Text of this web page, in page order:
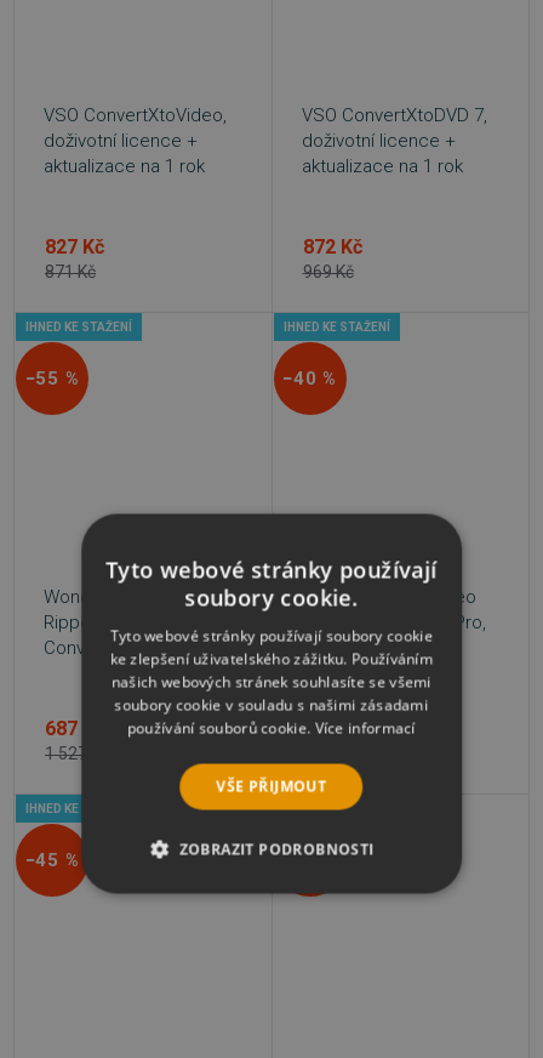
VSO ConvertXtoVideo,
doživotní licence +
aktualizace na 1 rok
871 Kč
827 Kč
VSO ConvertXtoDVD 7,
doživotní licence +
aktualizace na 1 rok
969 Kč
872 Kč
IHNED KE STAŽENÍ
−55 %
WonderFox balíček DVD
Ripper + Video
Converter Factory
1 527 Kč
687 Kč
IHNED KE STAŽENÍ
−40 %
WonderFox HD Video
Converter Factory Pro,
3PC
815 Kč
IHNED KE STAŽENÍ
−45 %
IHNED KE STAŽENÍ
−30 %
Tyto webové stránky používají
soubory cookie.
Tyto webové stránky používají soubory cookie
ke zlepšení uživatelského zážitku. Používáním
našich webových stránek souhlasíte se všemi
soubory cookie v souladu s našimi zásadami
používání souborů cookie. Více informací
VŠE PŘIJMOUT
ZOBRAZIT PODROBNOSTI
NEZBYTNĚ NUTNÉ SOUBORY